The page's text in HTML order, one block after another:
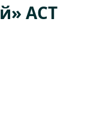
АСТ